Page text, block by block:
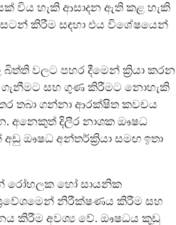
විය හැකි ආසාදන ඇති කළ හැකි
කිරීම සඳහා එය විශේෂයෙන්
වලට පහර දීමෙන් ක්‍රියා කරන
ගැනීමට සහ ගුණ කිරීමට නොහැකි
තබා ගන්නා ආරක්ෂිත කවචය
අනෙකුත් දිලීර නාශක ඖෂධ
ඖෂධ අන්තර්ක්‍රියා සමඟ ඉතා
රෝහලක හෝ සායනික
නිරීක්ෂණය කිරීම සහ
කිරීම අවශ්‍ය වේ. ඖෂධය කුඩු